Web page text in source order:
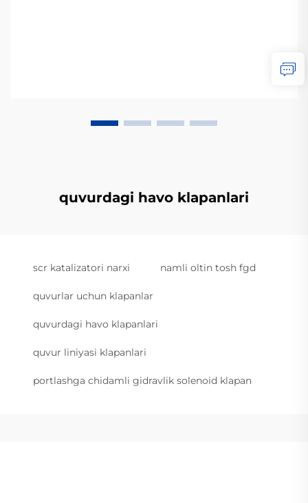
quvurdagi havo klapanlari
scr katalizatori narxi namli oltin tosh fgd
quvurlar uchun klapanlar
quvurdagi havo klapanlari
quvur liniyasi klapanlari
portlashga chidamli gidravlik solenoid klapan